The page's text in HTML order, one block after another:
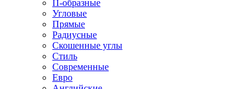
П-образные
Угловые
Прямые
Радиусные
Скошенные углы
Стиль
Современные
Евро